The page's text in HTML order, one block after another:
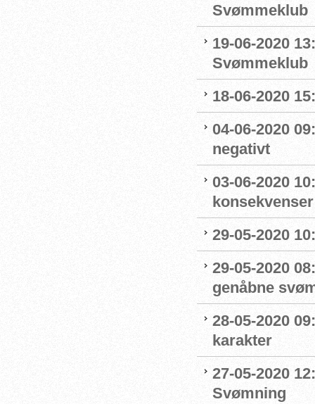
Svømmeklub
19-06-2020
Svømmeklub
18-06-2020
04-06-2020
negativt
03-06-2020
29-05-2020
29-05-2020
genåbne
28-05-2020
karakter
27-05-2020
Svømning